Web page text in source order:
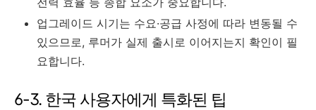
업그레이드 시기는 수요·공급 사정에 따라 변동될 수
있으므로, 루머가 실제 출시로 이어지는지 확인이 필
요합니다.
6-3. 한국 사용자에게 특화된 팁